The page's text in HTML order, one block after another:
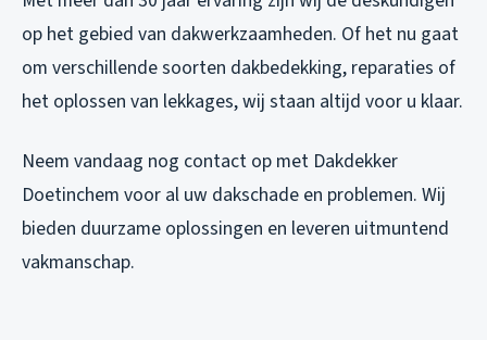
op het gebied van dakwerkzaamheden. Of het nu gaat
om verschillende soorten dakbedekking, reparaties of
het oplossen van lekkages, wij staan altijd voor u klaar.
Neem vandaag nog contact op met Dakdekker
Doetinchem voor al uw dakschade en problemen. Wij
bieden duurzame oplossingen en leveren uitmuntend
vakmanschap.